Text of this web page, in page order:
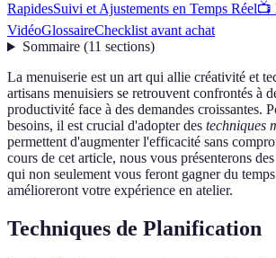
RapidesSuivi et Ajustements en Temps Réel📺
VidéoGlossaireChecklist avant achat
Sommaire(11 sections)
La menuiserie est un art qui allie créativité et
artisans menuisiers se retrouvent confrontés à
productivité face à des demandes croissantes.
besoins, il est crucial d'adopter des techniques
permettent d'augmenter l'efficacité sans
cours de cet article, nous vous présenterons
qui non seulement vous feront gagner du
amélioreront votre expérience en atelier.
Techniques de Planification